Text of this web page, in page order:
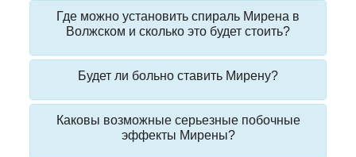
Где можно установить спираль Мирена в
Волжском и сколько это будет стоить?
Будет ли больно ставить Мирену?
Каковы возможные серьезные побочные
эффекты Мирены?